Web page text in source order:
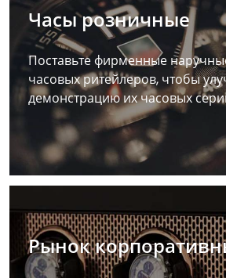
Часы розничные
Поставьте фирменные
часовых ритейлеров, чтобы
демонстрацию их часовых